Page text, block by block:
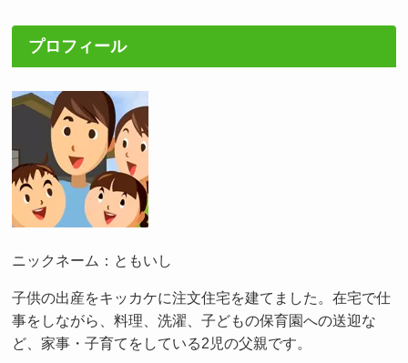
プロフィール
ニックネーム：ともいし
子供の出産をキッカケに注文住宅を建てました。在宅で仕
事をしながら、料理、洗濯、子どもの保育園への送迎な
ど、家事・子育てをしている2児の父親です。